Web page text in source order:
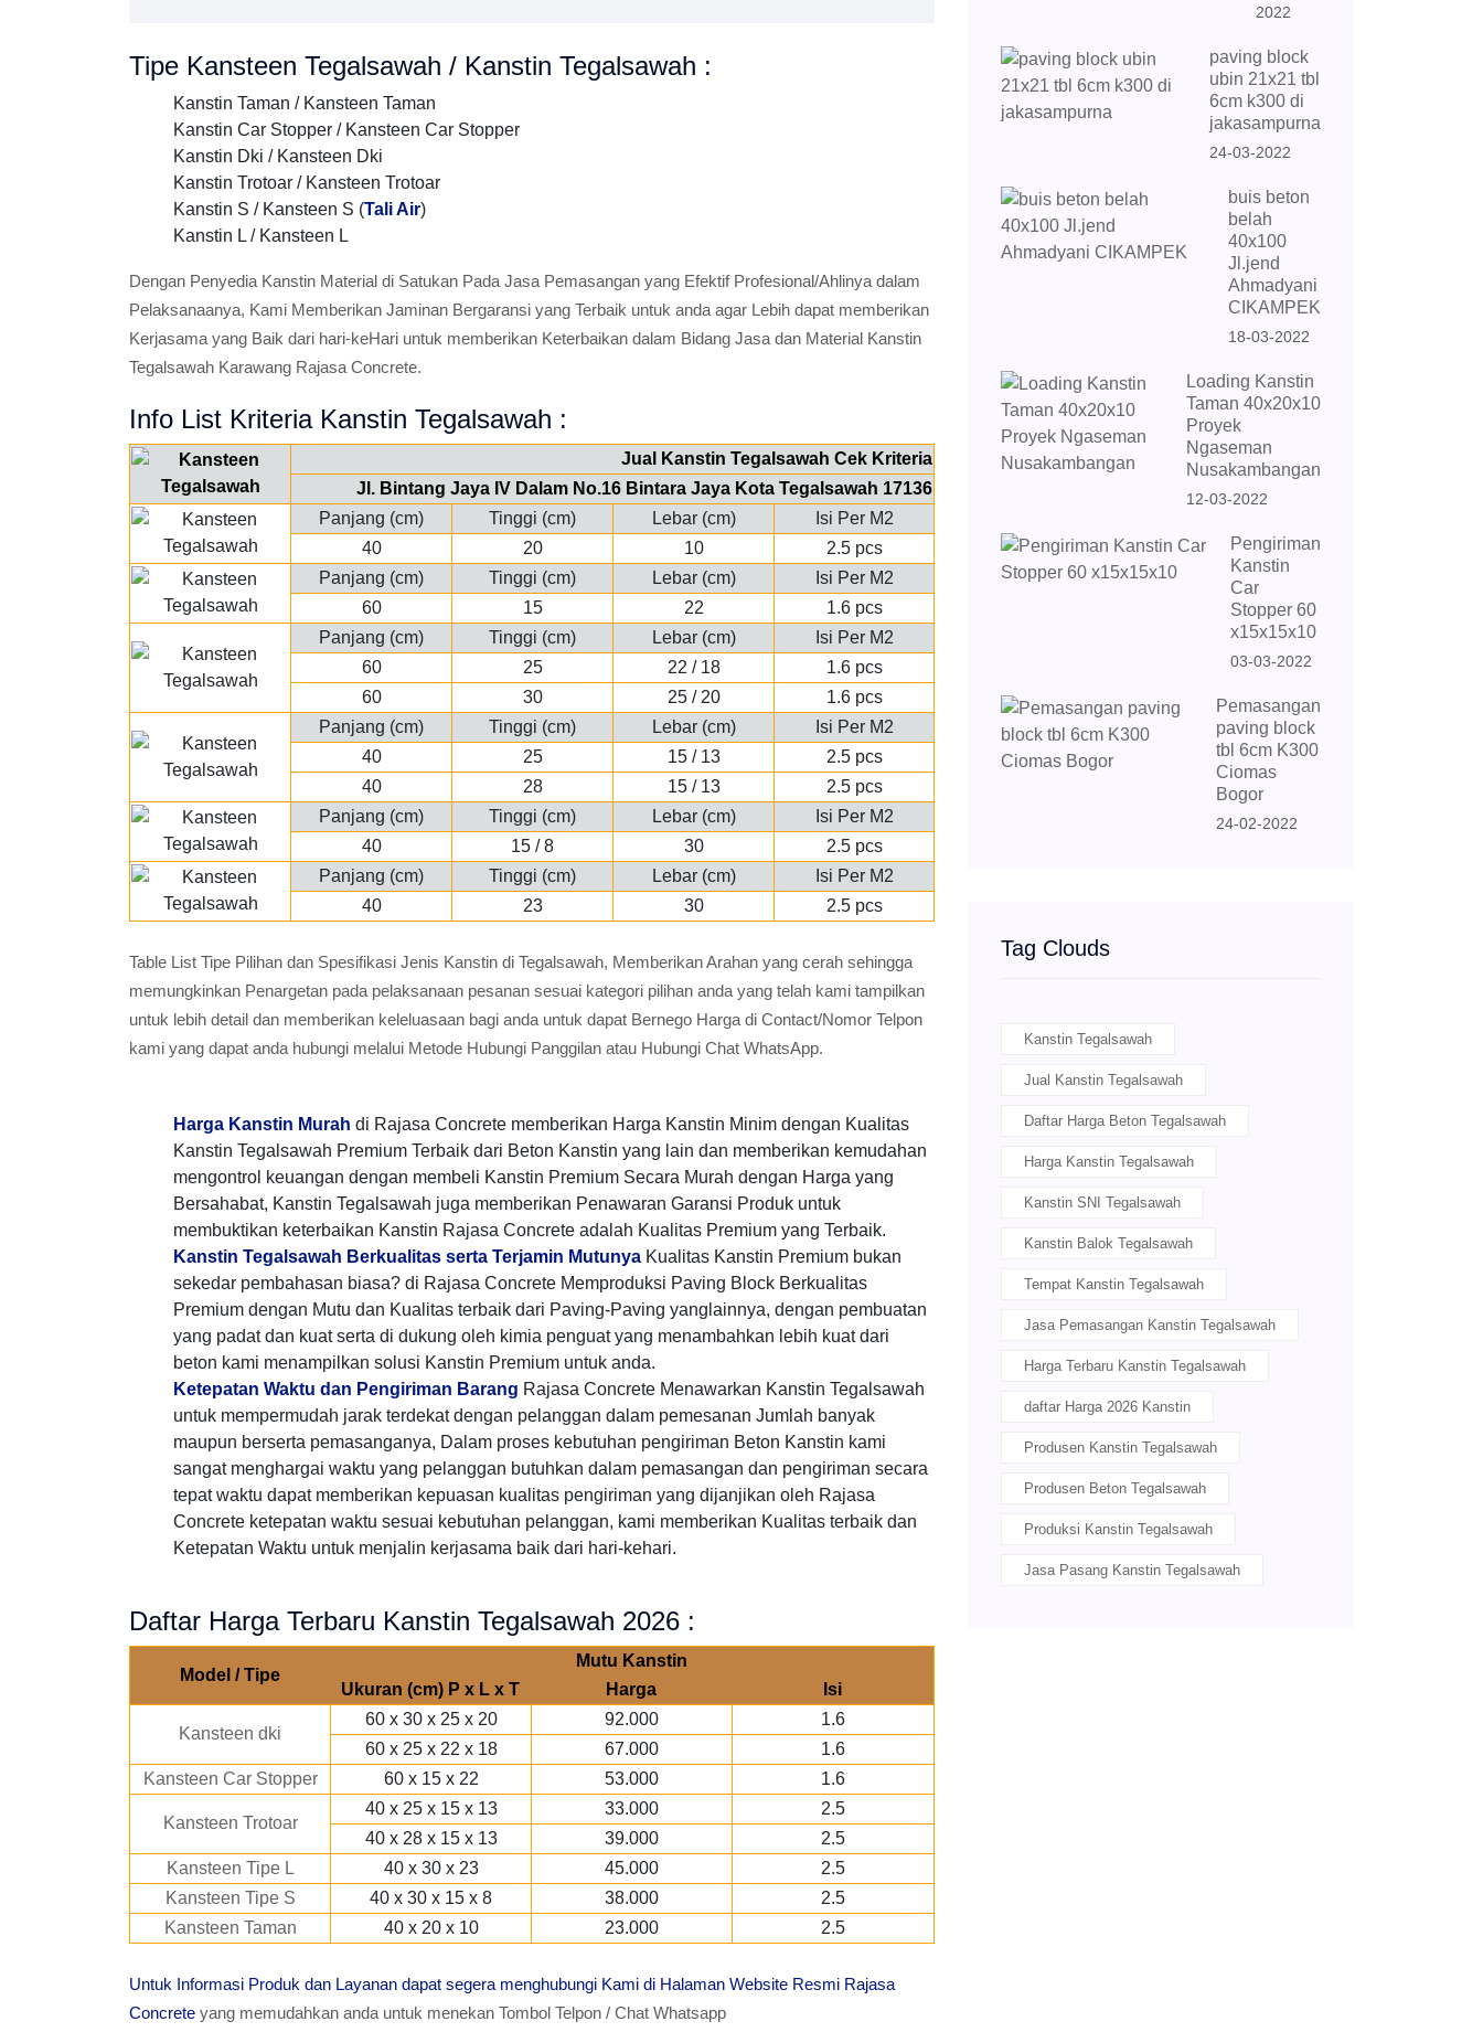
Tipe Kansteen Tegalsawah / Kanstin Tegalsawah :
Kanstin Taman / Kansteen Taman
Kanstin Car Stopper / Kansteen Car Stopper
Kanstin Dki / Kansteen Dki
Kanstin Trotoar / Kansteen Trotoar
Kanstin S / Kansteen S (Tali Air)
Kanstin L / Kansteen L
Dengan Penyedia Kanstin Material di Satukan Pada Jasa Pemasangan yang Efektif Profesional/Ahlinya dalam
Pelaksanaanya, Kami Memberikan Jaminan Bergaransi yang Terbaik untuk anda agar Lebih dapat memberikan
Kerjasama yang Baik dari hari-keHari untuk memberikan Keterbaikan dalam Bidang Jasa dan Material Kanstin
Tegalsawah Karawang Rajasa Concrete.
Info List Kriteria Kanstin Tegalsawah :
Jual Kanstin Tegalsawah Cek Kriteria
Jl. Bintang Jaya IV Dalam No.16 Bintara Jaya Kota Tegalsawah 17136
Panjang (cm)
Tinggi (cm) Lebar (cm)
Isi Per M2
40
20 10
2.5 pcs
Panjang (cm)
Tinggi (cm) Lebar (cm)
Isi Per M2
60
15 22
1.6 pcs
Panjang (cm)
Tinggi (cm) Lebar (cm)
Isi Per M2
60
25 22 / 18
1.6 pcs
60
30 25 / 20
1.6 pcs
Panjang (cm)
Tinggi (cm) Lebar (cm)
Isi Per M2
40
25 15 / 13
2.5 pcs
40
28 15 / 13
2.5 pcs
Panjang (cm)
Tinggi (cm) Lebar (cm)
Isi Per M2
40
15 / 8 30
2.5 pcs
Panjang (cm)
Tinggi (cm) Lebar (cm)
Isi Per M2
40
23 30 2.5 pcs
Table List Tipe Pilihan dan Spesifikasi Jenis Kanstin di Tegalsawah, Memberikan Arahan yang cerah sehingga
memungkinkan Penargetan pada pelaksanaan pesanan sesuai kategori pilihan anda yang telah kami tampilkan
untuk lebih detail dan memberikan keleluasaan bagi anda untuk dapat Bernego Harga di Contact/Nomor Telpon
kami yang dapat anda hubungi melalui Metode Hubungi Panggilan atau Hubungi Chat WhatsApp.
Harga Kanstin Murah di Rajasa Concrete memberikan Harga Kanstin Minim dengan Kualitas
Kanstin Tegalsawah Premium Terbaik dari Beton Kanstin yang lain dan memberikan kemudahan
mengontrol keuangan dengan membeli Kanstin Premium Secara Murah dengan Harga yang
Bersahabat, Kanstin Tegalsawah juga memberikan Penawaran Garansi Produk untuk
membuktikan keterbaikan Kanstin Rajasa Concrete adalah Kualitas Premium yang Terbaik.
Kanstin Tegalsawah Berkualitas serta Terjamin Mutunya Kualitas Kanstin Premium bukan
sekedar pembahasan biasa? di Rajasa Concrete Memproduksi Paving Block Berkualitas
Premium dengan Mutu dan Kualitas terbaik dari Paving-Paving yanglainnya, dengan pembuatan
yang padat dan kuat serta di dukung oleh kimia penguat yang menambahkan lebih kuat dari
beton kami menampilkan solusi Kanstin Premium untuk anda.
Ketepatan Waktu dan Pengiriman Barang Rajasa Concrete Menawarkan Kanstin Tegalsawah
untuk mempermudah jarak terdekat dengan pelanggan dalam pemesanan Jumlah banyak
maupun berserta pemasanganya, Dalam proses kebutuhan pengiriman Beton Kanstin kami
sangat menghargai waktu yang pelanggan butuhkan dalam pemasangan dan pengiriman secara
tepat waktu dapat memberikan kepuasan kualitas pengiriman yang dijanjikan oleh Rajasa
Concrete ketepatan waktu sesuai kebutuhan pelanggan, kami memberikan Kualitas terbaik dan
Ketepatan Waktu untuk menjalin kerjasama baik dari hari-kehari.
Daftar Harga Terbaru Kanstin Tegalsawah 2026 :
Model / Tipe
Mutu Kanstin
Ukuran (cm) P x L x T
Harga Isi
Kansteen dki
60 x 30 x 25 x 20 92.000
1.6
60 x 25 x 22 x 18
67.000
1.6
Kansteen Car Stopper
60 x 15 x 22 53.000 1.6
Kansteen Trotoar
40 x 25 x 15 x 13 33.000
2.5
40 x 28 x 15 x 13
39.000
2.5
Kansteen Tipe L
40 x 30 x 23 45.000
2.5
Kansteen Tipe S
40 x 30 x 15 x 8 38.000
2.5
Kansteen Taman
40 x 20 x 10 23.000 2.5
Untuk Informasi Produk dan Layanan dapat segera menghubungi Kami di Halaman Website Resmi Rajasa
Concrete yang memudahkan anda untuk menekan Tombol Telpon / Chat Whatsapp
2022
paving block
ubin 21x21 tbl
6cm k300 di
jakasampurna
24-03-2022
buis beton
belah
40x100
Jl.jend
Ahmadyani
CIKAMPEK
18-03-2022
Loading Kanstin
Taman 40x20x10
Proyek
Ngaseman
Nusakambangan
12-03-2022
Pengiriman
Kanstin
Car
Stopper 60
x15x15x10
03-03-2022
Pemasangan
paving block
tbl 6cm K300
Ciomas
Bogor
24-02-2022
Tag Clouds
Kanstin Tegalsawah
Jual Kanstin Tegalsawah
Daftar Harga Beton Tegalsawah
Harga Kanstin Tegalsawah
Kanstin SNI Tegalsawah
Kanstin Balok Tegalsawah
Tempat Kanstin Tegalsawah
Jasa Pemasangan Kanstin Tegalsawah
Harga Terbaru Kanstin Tegalsawah
daftar Harga 2026 Kanstin
Produsen Kanstin Tegalsawah
Produsen Beton Tegalsawah
Produksi Kanstin Tegalsawah
Jasa Pasang Kanstin Tegalsawah